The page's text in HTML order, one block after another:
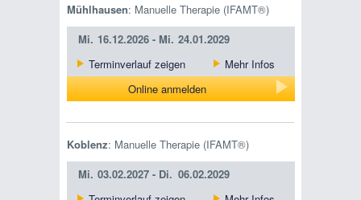
Mühlhausen: Manuelle Therapie (IFAMT®)
Mi. 16.12.2026 - Mi. 24.01.2029
Terminverlauf zeigen
Mehr Infos
Online anmelden
Koblenz: Manuelle Therapie (IFAMT®)
Mi. 03.02.2027 - Di. 06.02.2029